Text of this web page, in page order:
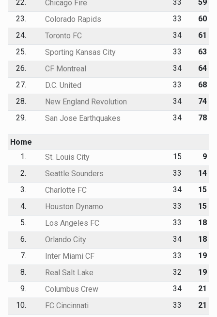
22.
Chicago Fire 33
59
23.
Colorado Rapids 33
60
24.
Toronto FC 34
61
25.
Sporting Kansas City 33
63
26.
CF Montreal 34
64
27.
D.C. United 33
68
28.
New England Revolution 34
74
29.
San Jose Earthquakes 34 78
Home
1.
St. Louis City 15
9
2.
Seattle Sounders 33
14
3.
Charlotte FC 34
15
4.
Houston Dynamo 33
15
5.
Los Angeles FC 33
18
6.
Orlando City 34
18
7.
Inter Miami CF 33
19
8.
Real Salt Lake 32
19
9.
Columbus Crew 34
21
10.
FC Cincinnati 33
21